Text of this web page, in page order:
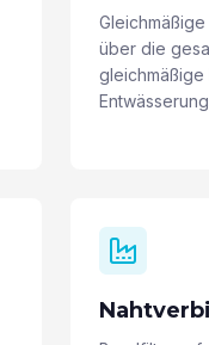
über die